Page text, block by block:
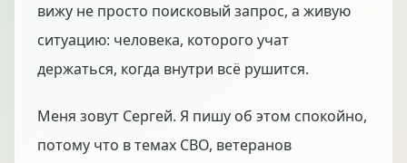
вижу не просто поисковый запрос, а живую
ситуацию: человека, которого учат
держаться, когда внутри всё рушится.
Меня зовут Сергей. Я пишу об этом спокойно,
потому что в темах СВО, ветеранов